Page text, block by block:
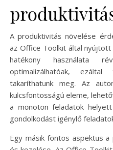
A produktivitás növelése
az Office Toolkit által
hatékony használata
optimalizálhatóak,
takaríthatunk meg. Az
kulcsfontosságú eleme,
a monoton feladatok
gondolkodást igénylő
Egy másik fontos aspektus